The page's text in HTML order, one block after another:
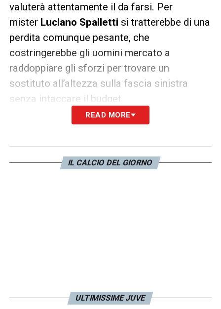
valuterà attentamente il da farsi. Per
mister Luciano Spalletti si tratterebbe di una
perdita comunque pesante, che
costringerebbe gli uomini mercato a
raddoppiare gli sforzi per trovare un
sostituto all’altezza sulla fascia sinistra
senza intaccare il budget.
READ MORE
IL CALCIO DEL GIORNO
ULTIMISSIME JUVE